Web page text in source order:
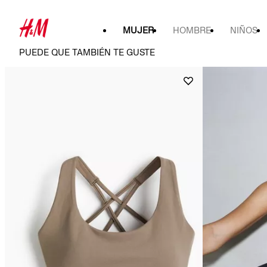
MUJER HOMBRE NIÑOS
PUEDE QUE TAMBIÉN TE GUSTE